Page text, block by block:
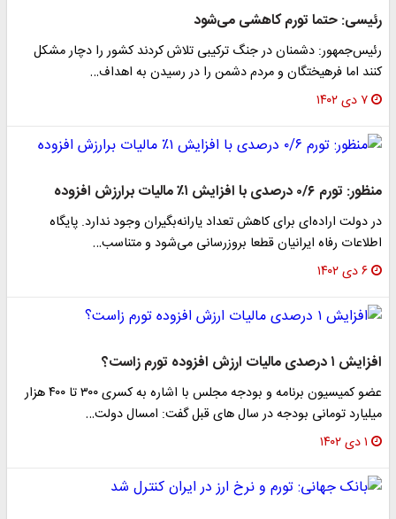
رئیسی: حتما تورم‌ کاهشی می‌‌شود‌
رئیس‌جمهور: دشمنان در جنگ‌ ترکیبی تلاش کردند کشور را دچار مشکل
کنند اما فرهیختگان و مردم دشمن را در رسیدن به اهداف…
۷ دی ۱۴۰۲
منظور: تورم ۰/۶ درصدی با افزایش ۱٪ مالیات برارزش افزوده
در دولت اراده‌ای برای کاهش تعداد یارانه‌بگیران وجود ندارد. پایگاه
اطلاعات رفاه ایرانیان قطعا بروزرسانی می‌شود و متناسب…
۶ دی ۱۴۰۲
افزایش ۱ درصدی مالیات ارزش افزوده تورم زاست؟
عضو کمیسیون برنامه و بودجه مجلس با اشاره به کسری ۳۰۰ تا ۴۰۰ هزار
میلیارد تومانی بودجه در سال های قبل گفت: امسال دولت…
۱ دی ۱۴۰۲